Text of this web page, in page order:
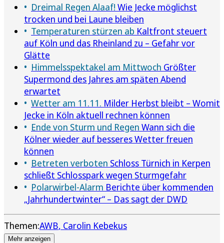
Dreimal Regen Alaaf! Wie Jecke möglichst
trocken und bei Laune bleiben
Temperaturen stürzen ab Kaltfront steuert
auf Köln und das Rheinland zu – Gefahr vor
Glätte
Himmelsspektakel am Mittwoch Größter
Supermond des Jahres am späten Abend
erwartet
Wetter am 11.11. Milder Herbst bleibt – Womit
Jecke in Köln aktuell rechnen können
Ende von Sturm und Regen Wann sich die
Kölner wieder auf besseres Wetter freuen
können
Betreten verboten Schloss Türnich in Kerpen
schließt Schlosspark wegen Sturmgefahr
Polarwirbel-Alarm Berichte über kommenden
„Jahrhundertwinter“ – Das sagt der DWD
Themen:AWB Carolin Kebekus
Mehr anzeigen